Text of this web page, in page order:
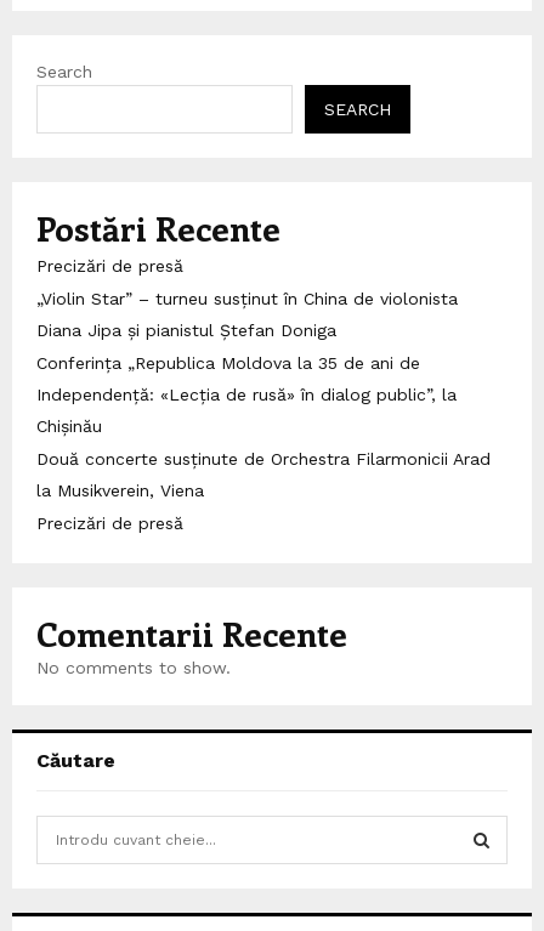
Search
SEARCH
Postări Recente
Precizări de presă
„Violin Star” – turneu susținut în China de violonista
Diana Jipa și pianistul Ștefan Doniga
Conferința „Republica Moldova la 35 de ani de
Independență: «Lecția de rusă» în dialog public”, la
Chișinău
Două concerte susținute de Orchestra Filarmonicii Arad
la Musikverein, Viena
Precizări de presă
Comentarii Recente
No comments to show.
Căutare